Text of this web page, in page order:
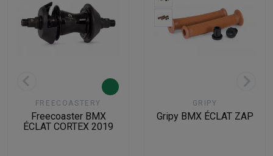
FREECOASTERY
Freecoaster BMX
ÉCLAT CORTEX 2019
GRIPY
Gripy BMX ÉCLAT ZAP